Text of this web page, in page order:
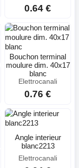
0.64 €
Bouchon terminal
moulure dim. 40x17
blanc
Elettrocanali
0.76 €
Angle interieur
blanc2213
Elettrocanali